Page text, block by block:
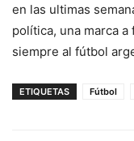
en las ultimas
política, una marca
siempre al fútbol
ETIQUETAS Fútbol